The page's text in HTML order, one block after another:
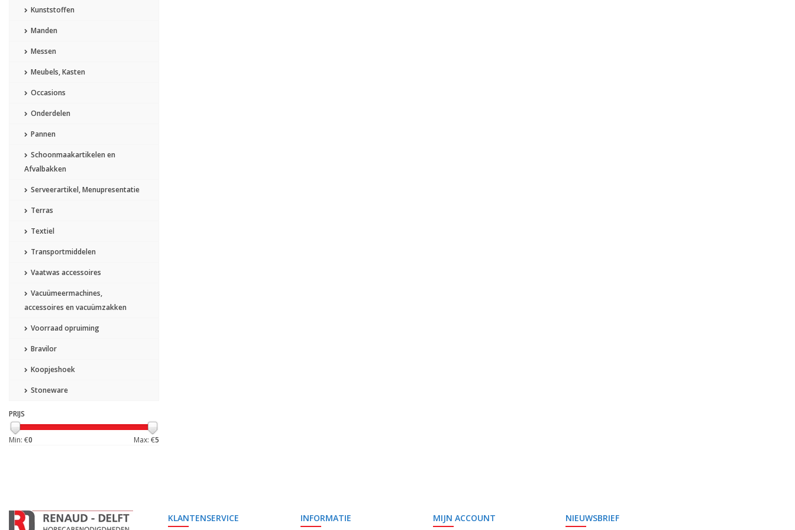
Kunststoffen
Manden
Messen
Meubels, Kasten
Occasions
Onderdelen
Pannen
Schoonmaakartikelen en
Afvalbakken
Serveerartikel, Menupresentatie
Terras
Textiel
Transportmiddelen
Vaatwas accessoires
Vacuümeermachines,
accessoires en vacuümzakken
Voorraad opruiming
Bravilor
Koopjeshoek
Stoneware
PRIJS
Min: €0 Max: €5
KLANTENSERVICE INFORMATIE MIJN ACCOUNT NIEUWSBRIEF